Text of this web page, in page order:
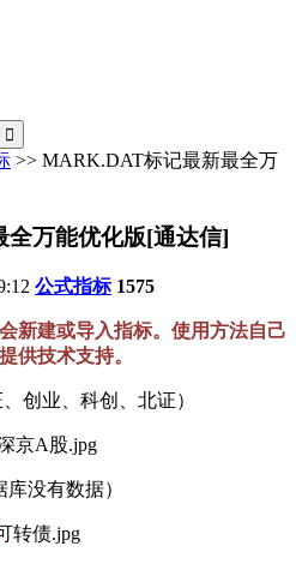
>> MARK.DAT标记最新最全万
万能优化版[通达信]
公式指标 1575
新建或导入指标。使用方法自己
供技术支持。
创业、科创、北证）
没有数据）